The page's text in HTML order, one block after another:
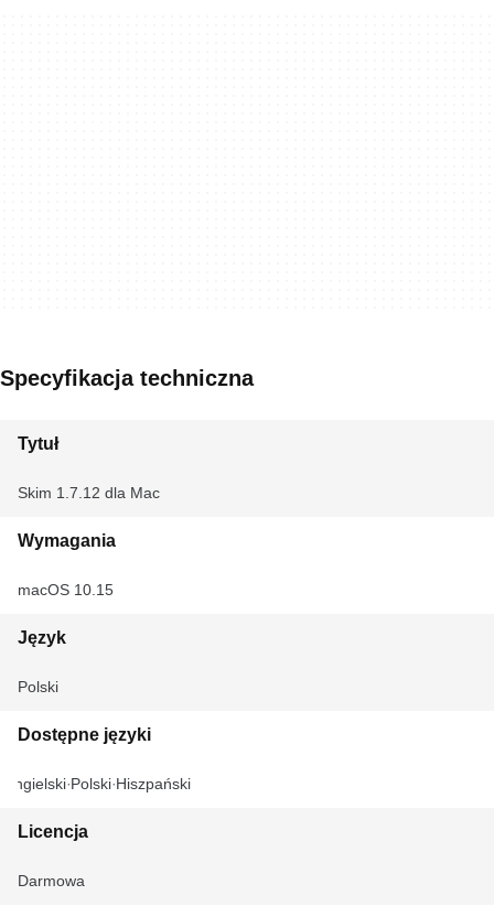
Specyfikacja techniczna
Tytuł
Skim 1.7.12 dla Mac
Wymagania
macOS 10.15
Język
Polski
Dostępne języki
Angielski Polski Hiszpański
Licencja
Darmowa